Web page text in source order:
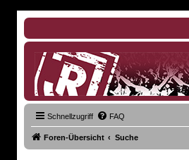
Schnellzugriff FAQ
Foren-Übersicht Suche